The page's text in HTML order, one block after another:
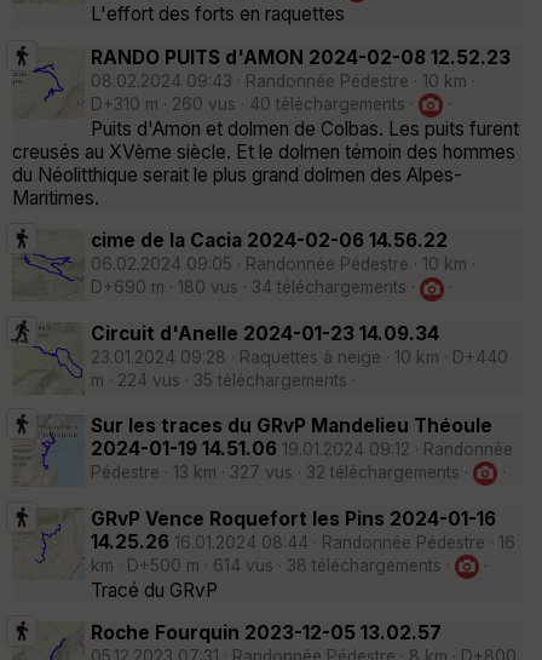
L'effort des forts en raquettes
RANDO PUITS d'AMON 2024-02-08 12.52.23
08.02.2024 09:43 · Randonnée Pédestre · 10 km ·
D+310 m · 260 vus · 40 téléchargements ·
·
Puits d'Amon et dolmen de Colbas. Les puits furent
creusés au XVème siècle. Et le dolmen témoin des hommes
du Néolitthique serait le plus grand dolmen des Alpes-
Maritimes.
cime de la Cacia 2024-02-06 14.56.22
06.02.2024 09:05 · Randonnée Pédestre · 10 km ·
D+690 m · 180 vus · 34 téléchargements ·
·
Circuit d'Anelle 2024-01-23 14.09.34
23.01.2024 09:28 · Raquettes à neige · 10 km · D+440
m · 224 vus · 35 téléchargements ·
Sur les traces du GRvP Mandelieu Théoule
2024-01-19 14.51.06 19.01.2024 09:12 · Randonnée
Pédestre · 13 km · 327 vus · 32 téléchargements ·
·
GRvP Vence Roquefort les Pins 2024-01-16
14.25.26 16.01.2024 08:44 · Randonnée Pédestre · 16
km · D+500 m · 614 vus · 38 téléchargements ·
·
Tracé du GRvP
Roche Fourquin 2023-12-05 13.02.57